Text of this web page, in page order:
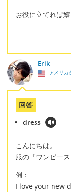
お役に立てれば嬉
Erik
アメリカ
回答
dress
こんにちは。
服の「ワンピー
例：
I love your new